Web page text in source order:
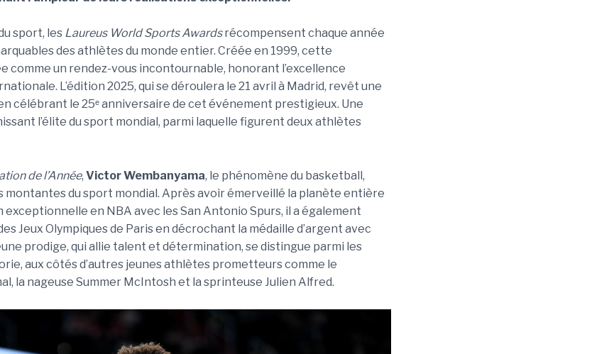
sport, les Laureus World Sports Awardsrécompensent chaque année
des athlètes du monde entier. Créée en 1999, cette
comme un rendez-vous incontournable, honorant l’excellence
L’édition 2025, qui se déroulera le 21 avril à Madrid, revêt une
célébrant le 25ᵉ anniversaire de cet événement prestigieux. Une
l’élite du sport mondial, parmi laquelle figurent deux athlètes
de l’Année, Victor Wembanyama, le phénomène du basketball,
montantes du sport mondial. Après avoir émerveillé la planète entière
exceptionnelle en NBA avec les San Antonio Spurs, il a également
Jeux Olympiques de Paris en décrochant la médaille d’argent avec
prodige, qui allie talent et détermination, se distingue parmi les
aux côtés d’autres jeunes athlètes prometteurs comme le
la nageuse Summer McIntosh et la sprinteuse Julien Alfred.